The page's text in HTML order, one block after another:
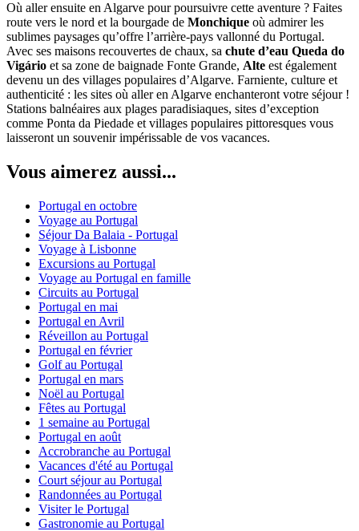
Où aller ensuite en Algarve pour poursuivre cette aventure ? Faites
route vers le nord et la bourgade de Monchique où admirer les
sublimes paysages qu’offre l’arrière-pays vallonné du Portugal.
Avec ses maisons recouvertes de chaux, sa chute d’eau Queda do
Vigário et sa zone de baignade Fonte Grande, Alte est également
devenu un des villages populaires d’Algarve. Farniente, culture et
authenticité : les sites où aller en Algarve enchanteront votre séjour !
Stations balnéaires aux plages paradisiaques, sites d’exception
comme Ponta da Piedade et villages populaires pittoresques vous
laisseront un souvenir impérissable de vos vacances.
Vous aimerez aussi...
Portugal en octobre
Voyage au Portugal
Séjour Da Balaia - Portugal
Voyage à Lisbonne
Excursions au Portugal
Voyage au Portugal en famille
Circuits au Portugal
Portugal en mai
Portugal en Avril
Réveillon au Portugal
Portugal en février
Golf au Portugal
Portugal en mars
Noël au Portugal
Fêtes au Portugal
1 semaine au Portugal
Portugal en août
Accrobranche au Portugal
Vacances d'été au Portugal
Court séjour au Portugal
Randonnées au Portugal
Visiter le Portugal
Gastronomie au Portugal